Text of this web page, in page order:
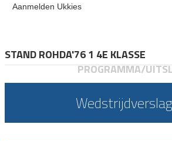
Aanmelden Ukkies
STAND ROHDA'76 1 4E KLASSE
PROGRAMMA/